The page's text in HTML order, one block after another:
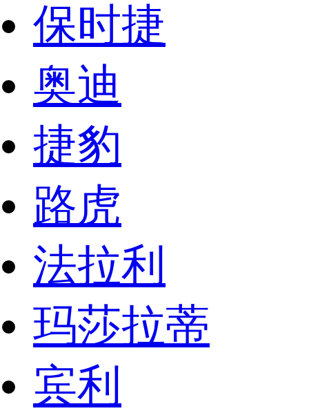
保时捷
奥迪
捷豹
路虎
法拉利
玛莎拉蒂
宾利